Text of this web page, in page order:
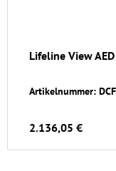
Lifeline View
Artikelnummer:
2.136,05 €